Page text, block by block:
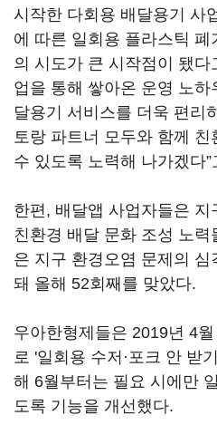
시작한 다회용 배달용기 사
에 따른 일회용 플라스틱
의 시도가 큰 시작점이 됐다
업을 통해 쌓아온 운영 노하
달용기 서비스를 더욱 편리
토랑 파트너 모두와 함께
수 있도록 노력해 나가겠다”
한편, 배달앱 사업자들은 지
친환경 배달 문화 조성 노
은 지구 환경오염 문제의
돼 올해 52회째를 맞았다.
우아한형제들은 2019년 4
로 '일회용 수저·포크 안 받
해 6월부터는 필요 시에만
도록 기능을 개선했다.